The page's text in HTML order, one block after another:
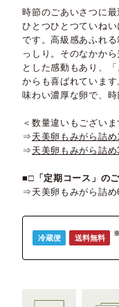
時節のごあいさつに
ひとつひとつていね
です。高級感あふれ
っしり。そのなかか
とした感動もあり、
からも喜ばれています
味わい濃厚な卵で、時
＜数量違いもございま
⇒ 天美卵もみがら詰め
⇒ 天美卵もみがら詰め
■□ 「定期コース」の
⇒ 天美卵もみがら詰
冷蔵便 送料無料
※